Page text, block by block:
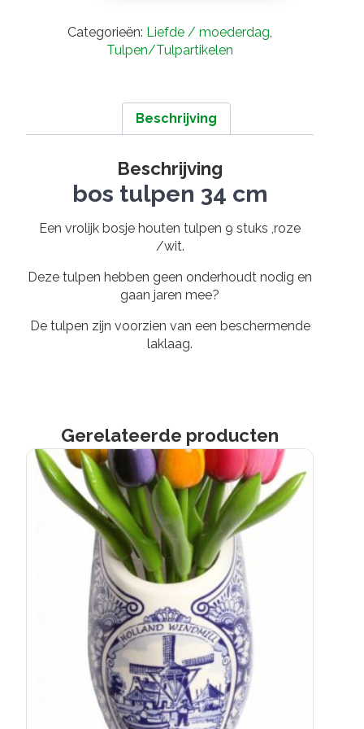
roze/wit
aantal
Categorieën: Liefde / moederdag,
Tulpen/Tulpartikelen
Beschrijving
Beschrijving
bos tulpen 34 cm
Een vrolijk bosje houten tulpen 9 stuks ,roze
/wit.
Deze tulpen hebben geen onderhoudt nodig en
gaan jaren mee?
De tulpen zijn voorzien van een beschermende
laklaag.
Gerelateerde producten